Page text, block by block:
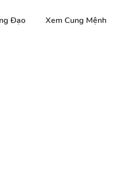
Đạo Xem Cung Mệnh